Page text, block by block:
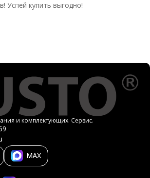
Успей купить выгодно!
и комплектующих. Сервис.
MAX